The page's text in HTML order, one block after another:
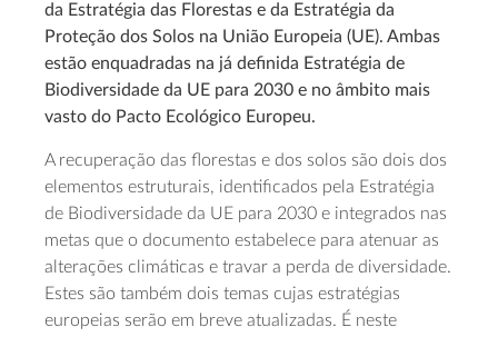
da Estratégia das Florestas e da Estratégia da
Proteção dos Solos na União Europeia (UE). Ambas
estão enquadradas na já definida Estratégia de
Biodiversidade da UE para 2030 e no âmbito mais
vasto do Pacto Ecológico Europeu.
A recuperação das florestas e dos solos são dois dos
elementos estruturais, identificados pela Estratégia
de Biodiversidade da UE para 2030 e integrados nas
metas que o documento estabelece para atenuar as
alterações climáticas e travar a perda de diversidade.
Estes são também dois temas cujas estratégias
europeias serão em breve atualizadas. É neste